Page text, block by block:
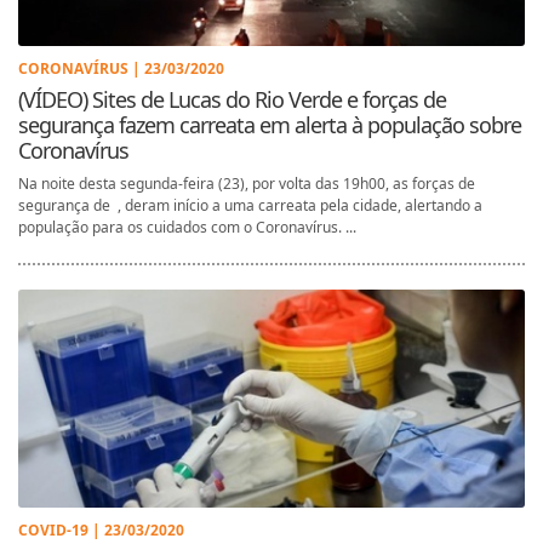
CORONAVÍRUS | 23/03/2020
(VÍDEO) Sites de Lucas do Rio Verde e forças de
segurança fazem carreata em alerta à população sobre
Coronavírus
Na noite desta segunda-feira (23), por volta das 19h00, as forças de
segurança de , deram início a uma carreata pela cidade, alertando a
população para os cuidados com o Coronavírus. ...
COVID-19 | 23/03/2020